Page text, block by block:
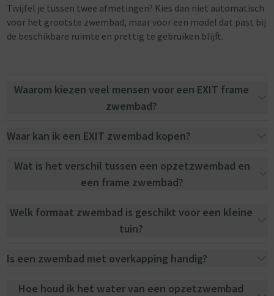
Twijfel je tussen twee afmetingen? Kies dan niet automatisch
voor het grootste zwembad, maar voor een model dat past bij
de beschikbare ruimte en prettig te gebruiken blijft.
Waarom kiezen veel mensen voor een EXIT frame
zwembad?
Waar kan ik een EXIT zwembad kopen?
Wat is het verschil tussen een opzetzwembad en
een frame zwembad?
Welk formaat zwembad is geschikt voor een kleine
tuin?
Is een zwembad met overkapping handig?
Hoe houd ik het water van een opzetzwembad